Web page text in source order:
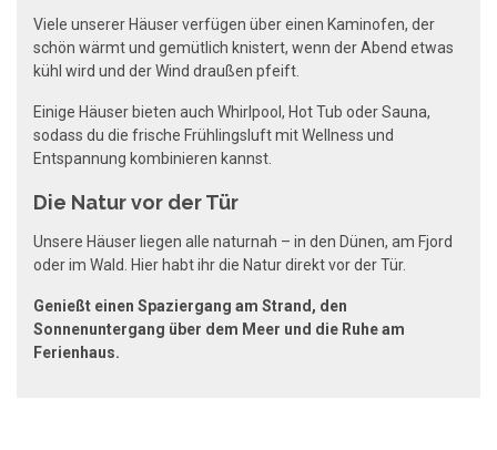
Viele unserer Häuser verfügen über einen Kaminofen, der
schön wärmt und gemütlich knistert, wenn der Abend etwas
kühl wird und der Wind draußen pfeift.
Einige Häuser bieten auch Whirlpool, Hot Tub oder Sauna,
sodass du die frische Frühlingsluft mit Wellness und
Entspannung kombinieren kannst.
Die Natur vor der Tür
Unsere Häuser liegen alle naturnah – in den Dünen, am Fjord
oder im Wald. Hier habt ihr die Natur direkt vor der Tür.
Genießt einen Spaziergang am Strand, den
Sonnenuntergang über dem Meer und die Ruhe am
Ferienhaus.